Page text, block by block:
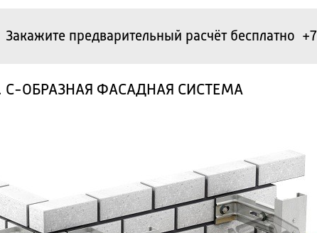
Закажите предварительный расчёт бесплатно +7
С-ОБРАЗНАЯ ФАСАДНАЯ СИСТЕМА